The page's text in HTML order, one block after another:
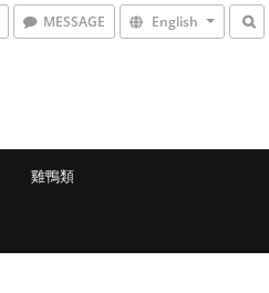
MESSAGE English
雞鴨類